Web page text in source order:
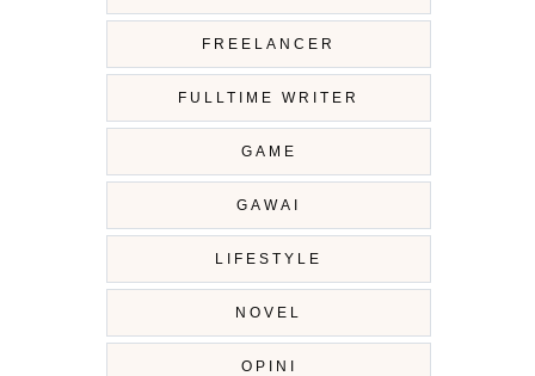
FREELANCER
FULLTIME WRITER
GAME
GAWAI
LIFESTYLE
NOVEL
OPINI